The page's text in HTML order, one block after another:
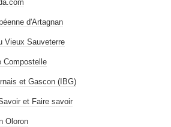
d'Artagnan
Vieux Sauveterre
Compostelle
et Gascon (IBG)
et Faire savoir
Oloron